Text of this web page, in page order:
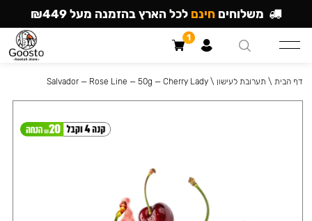
דף הבית \ תערובת לעישון \
Salvador — Rose Line — 50g — Cherry Lady
משלוחים חינם לכל הארץ בהזמנה מעל ₪449
1